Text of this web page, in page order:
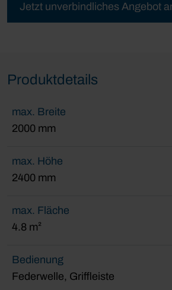
Jetzt unverbindliches Angebot
Produktdetails
max. Breite
2000 mm
max. Höhe
2400 mm
max. Fläche
4.8 m²
Bedienung
Federwelle, Griffleiste